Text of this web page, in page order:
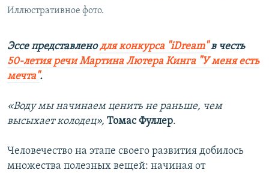
Иллюстративное фото.
Эссе представленодля конкурса "iDream"в честь
50-летия речи Мартина Лютера Кинга "У меня есть
мечта".
«Воду мы начинаем ценить не раньше, чем
высыхает колодец», Томас Фуллер.
Человечество на этапе своего развития добилось
множества полезных вещей: начиная от